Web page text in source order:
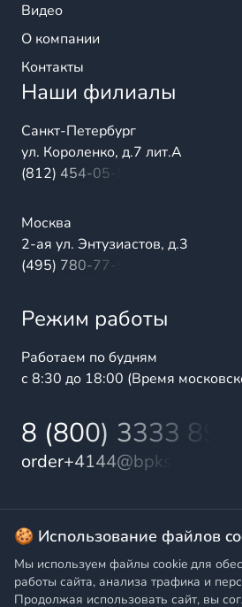
Видео
О компании
Контакты
Наши филиалы
Санкт-Петербург
ул. Короленко, д.7 лит.А
(812) 454-05-54
Москва
2-ая ул. Энтузиастов, д.3
(495) 780-77-98
Режим работы
Работаем по будням
с 8:30 до 18:00 (Время
8 (800) 3333 899
order+4144@bpks.ru
© 2025 БалтПромКомплект —
высококачественной
бытового
🍪 Использование файлов
Мы используем файлы cookie для
работы сайта, анализа трафика и
Продолжая использовать сайт, вы